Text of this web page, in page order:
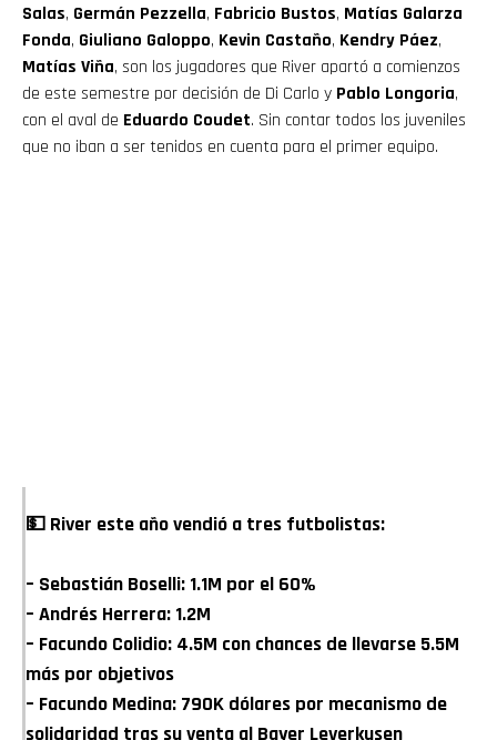
Salas, Germán Pezzella, Fabricio Bustos, Matías Galarza
Fonda, Giuliano Galoppo, Kevin Castaño, Kendry Páez,
Matías Viña, son los jugadores que River apartó a comienzos
de este semestre por decisión de Di Carlo y Pablo Longoria,
con el aval de Eduardo Coudet. Sin contar todos los juveniles
que no iban a ser tenidos en cuenta para el primer equipo.
💵 River este año vendió a tres futbolistas:
– Sebastián Boselli: 1.1M por el 60%
– Andrés Herrera: 1.2M
– Facundo Colidio: 4.5M con chances de llevarse 5.5M
más por objetivos
– Facundo Medina: 790K dólares por mecanismo de
solidaridad tras su venta al Bayer Leverkusen